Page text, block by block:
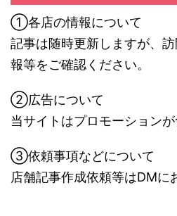
①各店の情報について
記事は随時更新しますが、
報等をご確認ください。
②広告について
当サイトはプロモーションが
③依頼事項などについて
店舗記事作成依頼等はDMに